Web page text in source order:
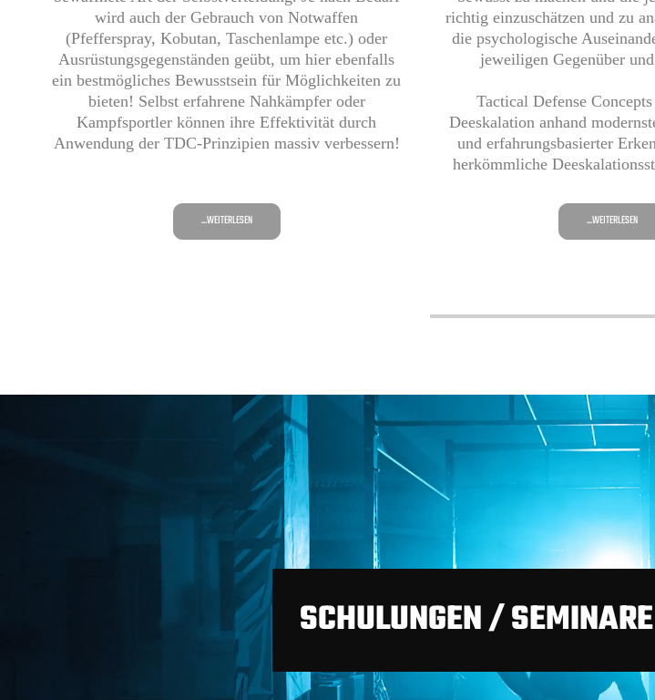
wird auch der Gebrauch von Notwaffen
(Pfefferspray, Kobutan, Taschenlampe etc.) oder
Ausrüstungsgegenständen geübt, um hier ebenfalls
ein bestmögliches Bewusstsein für Möglichkeiten zu
bieten! Selbst erfahrene Nahkämpfer oder
Kampfsportler können ihre Effektivität durch
Anwendung der TDC-Prinzipien massiv verbessern!
...WEITERLESEN
richtig einzuschätzen und zu
die psychologische
jeweiligen Gegenüber
Tactical Defense
Deeskalation anhand
und erfahrungsbasierter
herkömmliche
...WEITERLESEN
SCHULUNGEN /